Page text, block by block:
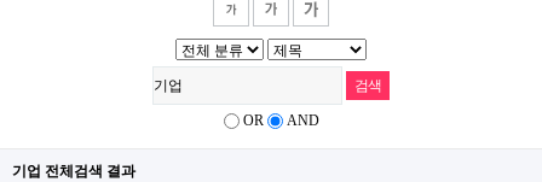
OR AND
기업 전체검색 결과